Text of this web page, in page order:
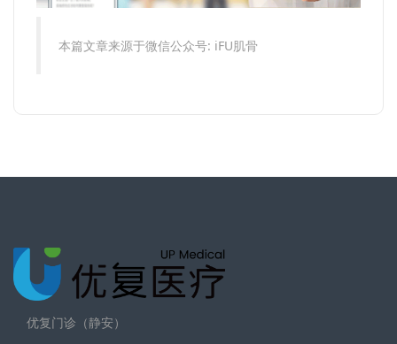
本篇文章来源于微信公众号: iFU肌骨
优复门诊（静安）